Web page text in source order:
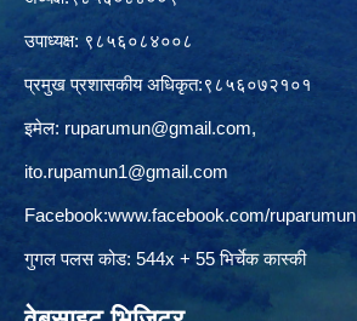
उपाध्यक्ष: ९८५६०८४००८
प्रमुख प्रशासकीय अधिकृत:९८५६०७२१०१
इमेल: ruparumun@gmail.com,
ito.rupamun1@gmail.com
Facebook:www.facebook.com/ruparumun
गुगल पलस कोड: 544x + 55 भिर्चेक कास्की